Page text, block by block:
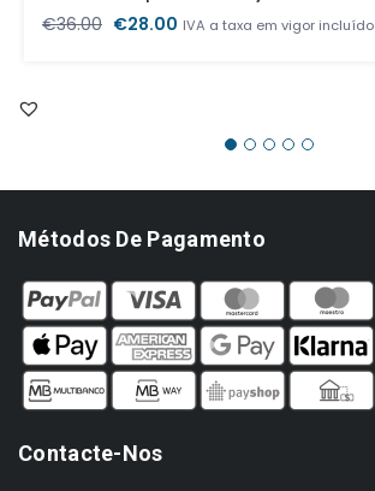
€36.00 O
€28.00 O
IVA a taxa em vigor incluído
Métodos De Pagamento
Contacte-Nos